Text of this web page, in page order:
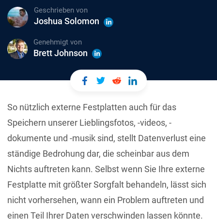
Geschrieben von
Joshua Solomon
Genehmigt von
Brett Johnson
So nützlich externe Festplatten auch für das
Speichern unserer Lieblingsfotos, -videos, -
dokumente und -musik sind, stellt Datenverlust eine
ständige Bedrohung dar, die scheinbar aus dem
Nichts auftreten kann. Selbst wenn Sie Ihre externe
Festplatte mit größter Sorgfalt behandeln, lässt sich
nicht vorhersehen, wann ein Problem auftreten und
einen Teil Ihrer Daten verschwinden lassen könnte.